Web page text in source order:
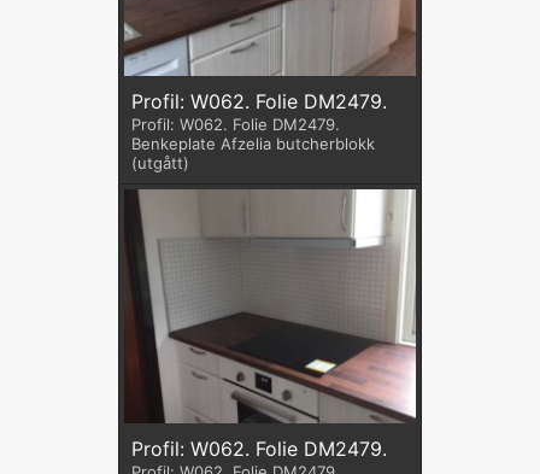
Profil: W062. Folie DM2479.
Profil: W062. Folie DM2479.
Benkeplate Afzelia butcherblokk
(utgått)
Profil: W062. Folie DM2479.